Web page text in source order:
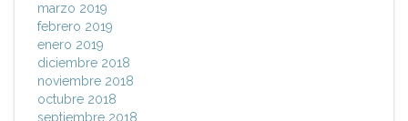
marzo 2019
febrero 2019
enero 2019
diciembre 2018
noviembre 2018
octubre 2018
septiembre 2018